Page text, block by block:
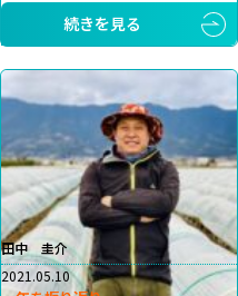
続きを見る
田中 圭介
2021.05.10